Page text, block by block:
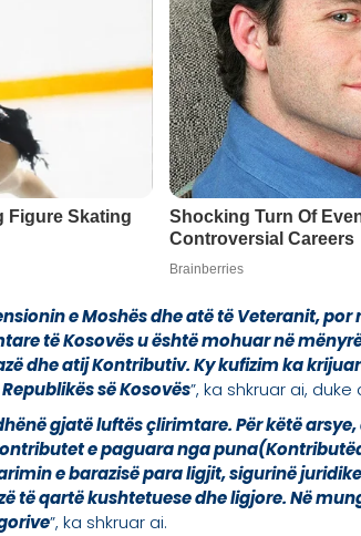
e Moshës dhe atë të Veteranit,
të Kosovës u është mohuar në
dhe atij Kontributiv. Ky kufizim ka
së Kosovës”, ka shkruar ai,
gjatë luftës çlirimtare. Për këtë
e paguara nga
e barazisë para ligjit, sigurinë
të qartë kushtetuese dhe ligjore. Në
”, ka shkruar ai.